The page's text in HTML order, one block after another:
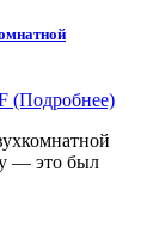
(Подробнее)
— это был